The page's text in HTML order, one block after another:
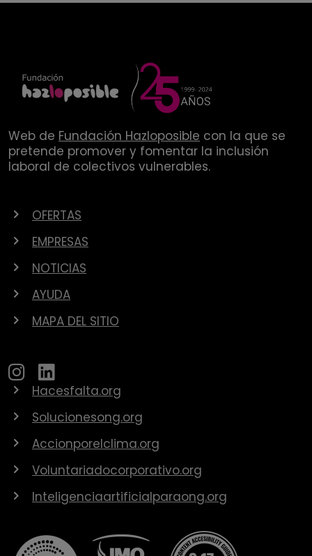
Web de Fundación Hazloposible con la que se
pretende promover y fomentar la inclusión
laboral de colectivos vulnerables.
OFERTAS
EMPRESAS
NOTICIAS
AYUDA
MAPA DEL SITIO
Hacesfalta.org
Solucionesong.org
Accionporelclima.org
Voluntariadocorporativo.org
Inteligenciaartificialparaong.org